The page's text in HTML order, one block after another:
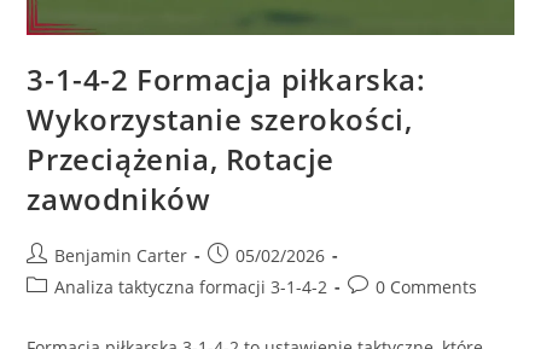
3-1-4-2 Formacja piłkarska:
Wykorzystanie szerokości,
Przeciążenia, Rotacje
zawodników
Post
author:
Benjamin Carter
Post
published:
05/02/2026
PostAnaliza taktyczna formacji 3-1-4-2
Post0 Comments